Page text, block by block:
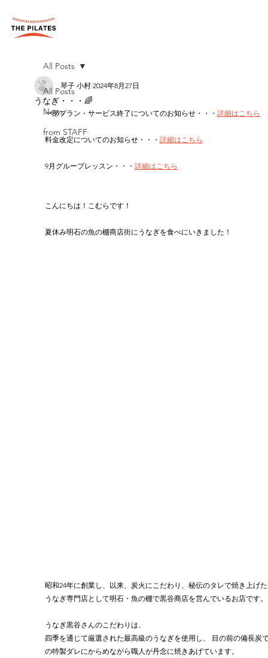
All Posts
News
from STAFF
All Posts
うなぎ・・・🌈
琴子 小村 2024年8月27日
一部プラン・サービス終了についてのお知らせ・・・ 詳細はこちら
料金改定についてのお知らせ・・・ 詳細はこちら
9月グループレッスン・・・ 詳細はこちら
こんにちは！こむらです！
夏休み明石の魚の棚商店街にうなぎを食べにいきました！
昭和24年に創業し、以来、炭火にこだわり、秘伝のタレで焼き上げ
うなぎ専門店として明石・魚の棚で黒谷商店を営んでいるお店です。
うなぎ黒谷さんのこだわりは、
四季を通じて厳選された最高級のうなぎを使用し、 目の前の備長炭
の特製ダレにからめながら職人が丹念に焼きあげています。